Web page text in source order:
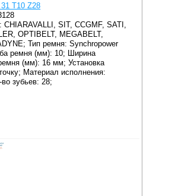
T10 Z28
CHIARAVALLI, SIT, CCGMF, SATI,
OPTIBELT, MEGABELT,
Тип ремня: Synchropower
ремня (мм): 10; Ширина
(мм): 16 мм; Установка
Материал исполнения:
зубьев: 28;